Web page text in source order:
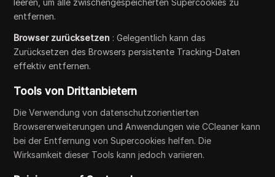
leeren, um alle zwischengespeicherten Supercookies zu
entfernen.
Browser zurücksetzen : Gelegentlich kann das
Zurücksetzen des Browsers persistente Tracking-Daten
effektiv entfernen.
Tools von Drittanbietern
Die Verwendung von datenschutzorientierten
Browsererweiterungen und Anwendungen wie CCleaner kann
bei der Entfernung von Supercookies helfen. Die
Wirksamkeit dieser Tools kann jedoch variieren.